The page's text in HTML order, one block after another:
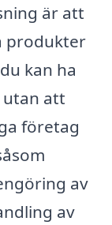
är att
produkter
kan ha
att
företag
av
av